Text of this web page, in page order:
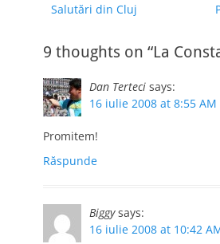
în
Previous
Salutări din Cluj
9 thoughts on “La
Dan Terteci says:
16 iulie 2008 at 8:55 AM
Promitem!
Răspunde
Biggy says:
16 iulie 2008 at 10:42